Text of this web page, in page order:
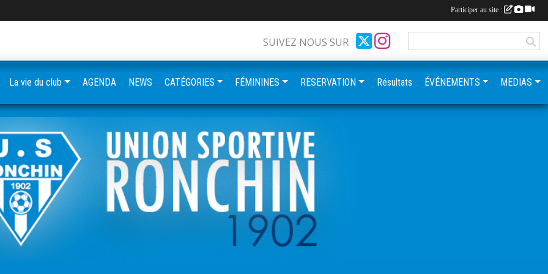
SUIVEZ NOUS SUR
La vie du club AGENDA NEWS CATÉGORIES FÉMININES RESERVATION Résultats ÉVÉNEMENTS MEDIAS
Participer au site :